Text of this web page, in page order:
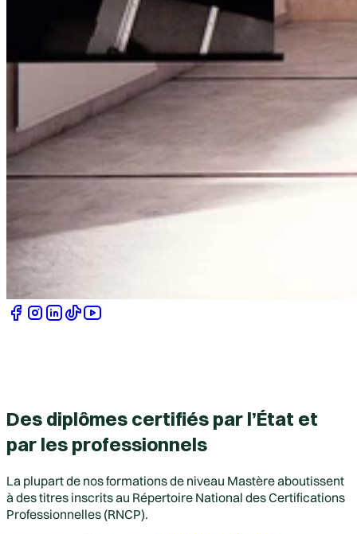
Des diplômes certifiés par l’État et
par les professionnels
La plupart de nos formations de niveau Mastère aboutissent
à des titres inscrits au Répertoire National des Certifications
Professionnelles (RNCP).